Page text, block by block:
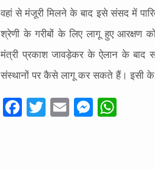
वहां से मंजूरी मिलने के बाद इसे संसद में
श्रेणी के गरीबों के लिए लागू हुए आरक्षण
मंत्री प्रकाश जावड़ेकर के ऐलान के बाद
संस्थानों पर कैसे लागू कर सकते हैं। इसी के
F
T
E
M